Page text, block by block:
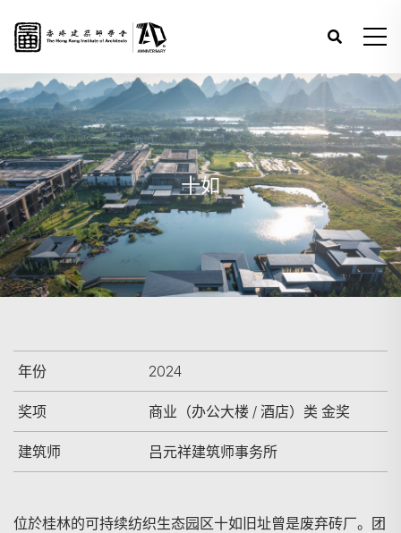
十如
年份 2024
奖项 商业（办公大楼 / 酒店）类 金奖
建筑师 吕元祥建筑师事务所
位於桂林的可持续纺织生态园区十如旧址曾是废弃砖厂。团